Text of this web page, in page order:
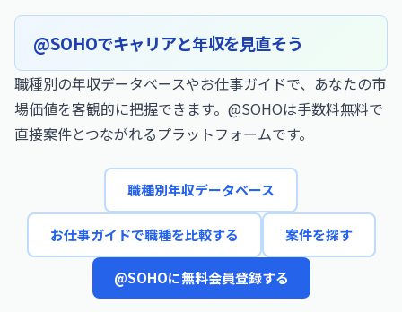
@SOHOでキャリアと年収を見直そう
職種別の年収データベースやお仕事ガイドで、あなたの市
場価値を客観的に把握できます。@SOHOは手数料無料で
直接案件とつながれるプラットフォームです。
職種別年収データベース
お仕事ガイドで職種を比較する 案件を探す
@SOHOに無料会員登録する